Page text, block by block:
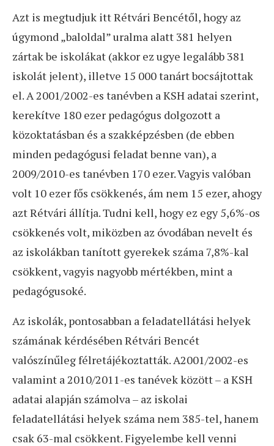
Azt is megtudjuk itt Rétvári Bencétől, hogy az
úgymond „baloldal” uralma alatt 381 helyen
zártak be iskolákat (akkor ez ugye legalább 381
iskolát jelent), illetve 15 000 tanárt bocsájtottak
el. A 2001/2002-es tanévben a KSH adatai szerint,
kerekítve 180 ezer pedagógus dolgozott a
közoktatásban és a szakképzésben (de ebben
minden pedagógusi feladat benne van), a
2009/2010-es tanévben 170 ezer. Vagyis valóban
volt 10 ezer fős csökkenés, ám nem 15 ezer, ahogy
azt Rétvári állítja. Tudni kell, hogy ez egy 5,6%-os
csökkenés volt, miközben az óvodában nevelt és
az iskolákban tanított gyerekek száma 7,8%-kal
csökkent, vagyis nagyobb mértékben, mint a
pedagógusoké.
Az iskolák, pontosabban a feladatellátási helyek
számának kérdésében Rétvári Bencét
valószínűleg félretájékoztatták. A2001/2002-es
valamint a 2010/2011-es tanévek között – a KSH
adatai alapján számolva – az iskolai
feladatellátási helyek száma nem 385-tel, hanem
csak 63-mal csökkent. Figyelembe kell venni